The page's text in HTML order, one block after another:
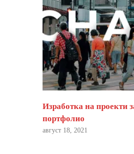
Изработка на проекти
портфолио
август 18, 2021